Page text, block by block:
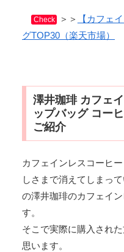
Check ＞＞
【カフェ
グTOP30（楽天市場）
澤井珈琲 カフェ
ップバッグ コー
ご紹介
カフェインレスコーヒ
しさまで消えてしまっ
の澤井珈琲のカフェイ
す。
そこで実際に購入され
思います。